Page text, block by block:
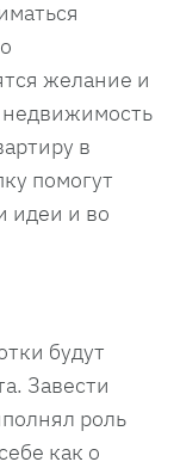
желание и
недвижимость
в
помогут
идеи и во
будут
Завести
роль
как о